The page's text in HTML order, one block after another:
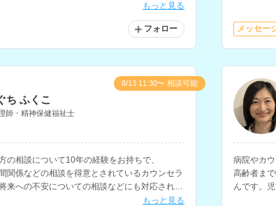
もっと見る
フォロー メッセー
ち ふくこ
師・精神保健福祉士
の相談について10年の経験をお持ちで、
関係などの相談を得意とされているカウンセラ
来への不安についての相談などにも対応されて
もっと見る
8/13 11:30〜 相談可能
病院やカ
高齢者ま
んです。